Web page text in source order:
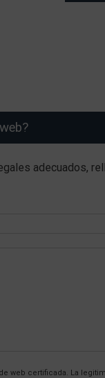
adecuados,
web certificada. La